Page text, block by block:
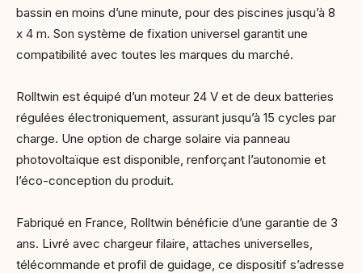
bassin en moins d’une minute, pour des piscines jusqu’à 8
x 4 m. Son système de fixation universel garantit une
compatibilité avec toutes les marques du marché.
Rolltwin est équipé d’un moteur 24 V et de deux batteries
régulées électroniquement, assurant jusqu’à 15 cycles par
charge. Une option de charge solaire via panneau
photovoltaïque est disponible, renforçant l’autonomie et
l’éco-conception du produit.
Fabriqué en France, Rolltwin bénéficie d’une garantie de 3
ans. Livré avec chargeur filaire, attaches universelles,
télécommande et profil de guidage, ce dispositif s’adresse